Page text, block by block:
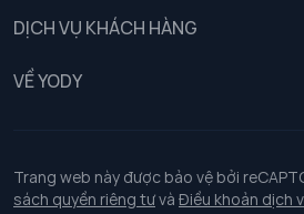
DỊCH VỤ KHÁCH HÀNG
Chính sách khách hàng thân thiết
Chính sách bảo vệ dữ liệu cá nhân
VỀ YODY
Tuyển dụng
Trang web này được bảo vệ bởi
sách quyền riêng tưvà Điều khoản dịch